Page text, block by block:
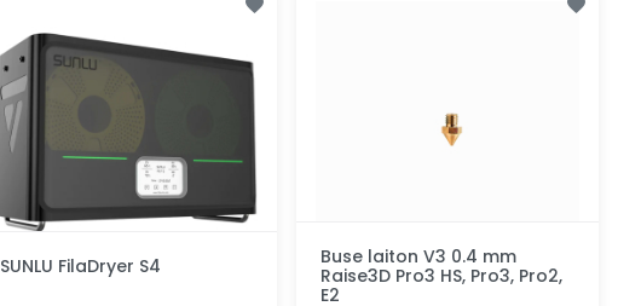
SUNLU FilaDryer S4
Buse laiton V3 0.4 mm
Raise3D Pro3 HS, Pro3, Pro2,
E2